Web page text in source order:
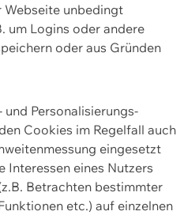
unbedingt
um Logins oder andere
oder aus Gründen
Personalisierungs-
Cookies im Regelfall auch
eingesetzt
Interessen eines Nutzers
Betrachten bestimmter
etc.) auf einzelnen